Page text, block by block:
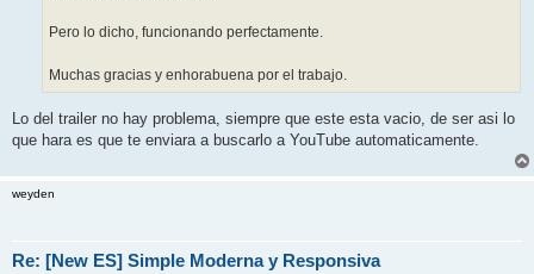
Pero lo dicho, funcionando perfectamente.
Muchas gracias y enhorabuena por el trabajo.
Lo del trailer no hay problema, siempre que este esta vacio, de ser asi lo
que hara es que te enviara a buscarlo a YouTube automaticamente.
weyden
Re: [New ES] Simple Moderna y Responsiva